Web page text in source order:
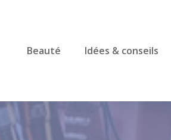
Beauté Idées & conseils